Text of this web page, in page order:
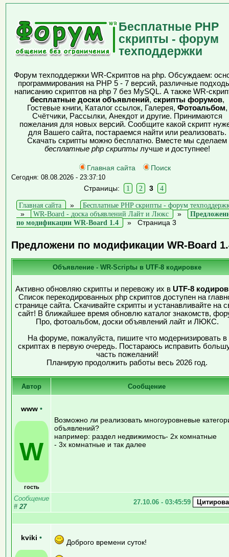
Бесплатные PHP
скрипты - форум
техподдержки
Форум техподдержки WR-Скриптов на php. Обсуждаем:
программирования на PHP 5 - 7 версий, различные
написанию скриптов на php 7 без MySQL. А также WR-
бесплатные доски объявлений, скрипты форумов,
Гостевые книги, Каталог ссылок, Галерея, Фотоальбом,
Счётчики, Рассылки, Анекдот и другие. Принимаются
пожелания для новых версий. Сообщите какой скрипт
для Вашего сайта, постараемся найти или реализовать.
Скачать скрипты можно бесплатно. Вместе мы сделаем
бесплатные php скриптылучше и доступнее!
Главная сайта Поиск
Сегодня: 08.08.2026 - 23:37:10
Страницы: 1 2 3 4
Главная сайта »
Бесплатные PHP скрипты - форум
»
WR-Board - доска объявлений Лайт и Люкс »
по модификации WR-Board 1.4
» Страница 3
Предложени по модификации WR-Board
Объявление - WR-Scriptы в UTF-8 кодировке
Активно обновляю скрипты и перевожу их в UTF-8
Список перекодированных php скриптов доступен на
странице сайта. Скачивайте скрипты и устанавливайте на
сайт! В ближайшее время обновлю каталог знакомств,
Про, фотоальбом, доски объявлений лайт и ЛЮКС.
На форуме, пожалуйста, пишите что модернизировать в
скриптах в первую очередь. Постараюсь исправить
часть пожеланий!
Планирую продолжить работы весь 2026 год.
Автор Сообщение
www •
W
гость
Возможно ли реализовать многоуровневые
объявлений?
например: раздел недвижимость- 2х комнатные
- 3х комнатные и так далее
Сообщение
# 27
27.10.06 - 03:45:59
kviki •
Доброго времени суток!